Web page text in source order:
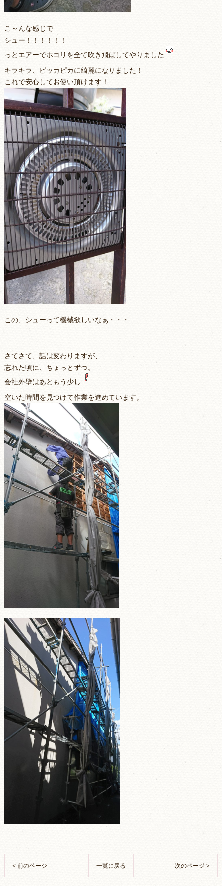
こ～んな感じで
シュー！！！！！！
っとエアーでホコリを全て吹き飛ばしてやりました
キラキラ、ピッカピカに綺麗になりました！
これで安心してお使い頂けます！
この、シューって機械欲しいなぁ・・・
さてさて、話は変わりますが、
忘れた頃に、ちょっとずつ。
会社外壁はあともう少し
空いた時間を見つけて作業を進めています。
< 前のページ 一覧に戻る 次のページ >